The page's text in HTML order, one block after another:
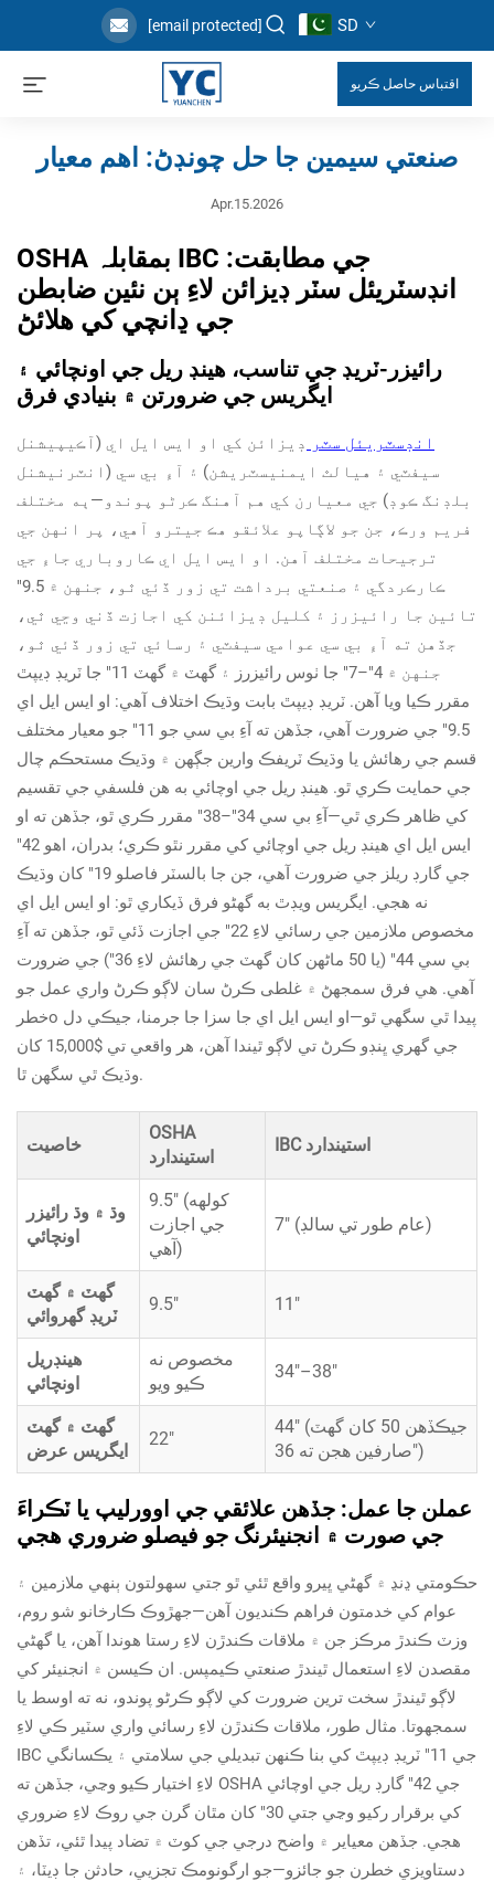
[email protected] SD
اقتباس حاصل ڪريو
صنعتي سيمين جا حل چونڊڻ: اهم معيار
Apr.15.2026
OSHA بمقابلہ IBC جي مطابقت:
انڊسٽريئل سٽر ڊيزائن لاءِ ٻن نئين ضابطن
جي ڍانچي کي هلائڻ
رائيزر-ٽريڊ جي تناسب، هينڊ ريل جي اونچائي ۽
ايگريس جي ضرورتن ۾ بنیادي فرق
انڊسٽريئل سٽر
ڊيزائن کي او ايس ايل اي (آڪيپيشنل
سيفٽي ۽ هيالٿ ايمنيسٽريشن) ۽ آءِ بي سي (انٽرنيشنل
بلڊنگ ڪوڊ) جي معيارن کي هم آهنگ ڪرڻو پوندو—ٻه مختلف
فريم ورڪ، جن جو لاڳاپو علائقو هڪ جيترو آهي، پر انهن جي
ترجيحات مختلف آهن. او ايس ايل اي ڪاروباري جاءِ جي
ڪارڪردگي ۽ صنعتي برداشت تي زور ڏئي ٿو، جنهن ۾ 9.5"
تائين جا رائيزرز ۽ کليل ڊيزائنن کي اجازت ڏني وڃي ٿي،
جڏهن ته آءِ بي سي عوامي سيفٽي ۽ رسائي تي زور ڏئي ٿو،
جنهن ۾ 4"–7" جا ٺوس رائيزرز ۽ گهٽ ۾ گهٽ 11" جا ٽريڊ ڊيپٿ
مقرر ڪيا ويا آهن. ٽريڊ ڊيپٿ بابت وڌيڪ اختلاف آهي: او ايس ايل اي
9.5" جي ضرورت آهي، جڏهن ته آءِ بي سي جو 11" جو معيار مختلف
قسم جي رهائش يا وڌيڪ ٽريفڪ وارين جڳهن ۾ وڌيڪ مستحڪم چال
جي حمايت ڪري ٿو. هينڊ ريل جي اوچائي به هن فلسفي جي تقسيم
کي ظاهر ڪري ٿي—آءِ بي سي 34"–38" مقرر ڪري ٿو، جڏهن ته او
ايس ايل اي هينڊ ريل جي اوچائي کي مقرر نٿو ڪري؛ بدران، اهو 42"
جي گارڊ ريلز جي ضرورت آهي، جن جا بالسٽر فاصلو 19" کان وڌيڪ
نه هجي. ايگريس ويڊٿ به گهڻو فرق ڏيکاري ٿو: او ايس ايل اي
مخصوص ملازمين جي رسائي لاءِ 22" جي اجازت ڏئي ٿو، جڏهن ته آءِ
بي سي 44" (يا 50 ماڻهن کان گهٽ جي رهائش لاءِ 36") جي ضرورت
آهي. هي فرق سمجھڻ ۾ غلطی ڪرڻ سان لاڳو ڪرڻ واري عمل جو
خطرо پيدا ٿي سگهي ٿو—او ايس ايل اي جا سزا جا جرمنا، جيڪي دل
جي گهري ڀنڊو ڪرڻ تي لاڳو ٿيندا آهن، هر واقعي تي $15,000 کان
وڌيڪ ٿي سگهن ٿا.
خاصيت
OSHA
استيندارد
IBC استيندارد
وڌ ۾ وڌ رائيزر
اونچائي
9.5" (کولهه
جي اجازت
آهي)
7" (عام طور تي سالڊ)
گهٽ ۾ گهٽ
ٽريڊ گهروائي
9.5" 11"
هينڊريل
اونچائي
مخصوص نه
ڪيو ويو
34"–38"
گهٽ ۾ گهٽ
ايگريس عرض
22"
44" (جيڪڏهن 50 کان گهٽ
صارفين هجن ته 36")
عملن جا عمل: جڏهن علائقي جي اوورليپ يا ٽڪراءَ
جي صورت ۾ انجنيئرنگ جو فيصلو ضروري هجي
حڪومتي ڍنڍ ۾ گهڻي ڀيرو واقع ٿئي ٿو جتي سهولتون ٻنهي ملازمين ۽
عوام کي خدمتون فراهم ڪنديون آهن—جھڙوڪ ڪارخانو شو روم،
وزٽ ڪندڙ مرڪز جن ۾ ملاقات ڪندڙن لاءِ رستا هوندا آهن، يا گهڻي
مقصدن لاءِ استعمال ٿيندڙ صنعتي ڪيمپس. ان ڪيسن ۾ انجنيئر کي
لاڳو ٿيندڙ سخت ترين ضرورت کي لاڳو ڪرڻو پوندو، نه ته اوسط يا
سمجھوتا. مثال طور، ملاقات ڪندڙن لاءِ رسائي واري سٽير ڪي لاءِ
IBC جي 11" ٽريڊ ڊيپٿ کي بنا ڪنھن تبدیلي جي سلامتي ۽ يڪسانگي
لاءِ اختيار ڪيو وڃي، جڏھن ته OSHA جي 42" گارڊ ريل جي اوچائي
کي برقرار رکيو وڃي جتي 30" کان مٿان گرن جي روڪ لاءِ ضروري
هجي. جڏھن معياير ۾ واضح درجي جي کوٽ ۾ تضاد پيدا ٿئي، تڏھن
دستاويزي خطرن جو جائزو—جو ارگونومڪ تجزيي، حادثن جا ڊيٽا، ۽